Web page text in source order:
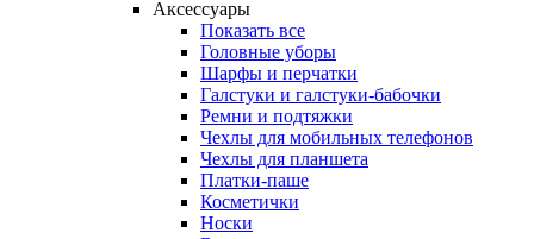
Аксессуары
Показать все
Головные уборы
Шарфы и перчатки
Галстуки и галстуки-бабочки
Ремни и подтяжки
Чехлы для мобильных телефонов
Чехлы для планшета
Платки-паше
Косметички
Носки